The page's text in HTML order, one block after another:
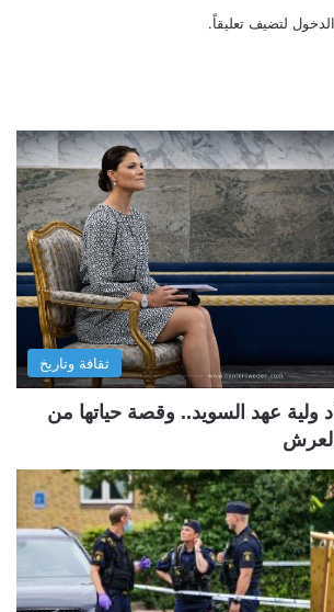
لتضيف تعليقاً.
ثقافة وتاريخ
ولية عهد السويد.. وقصة حياتها من
العرش